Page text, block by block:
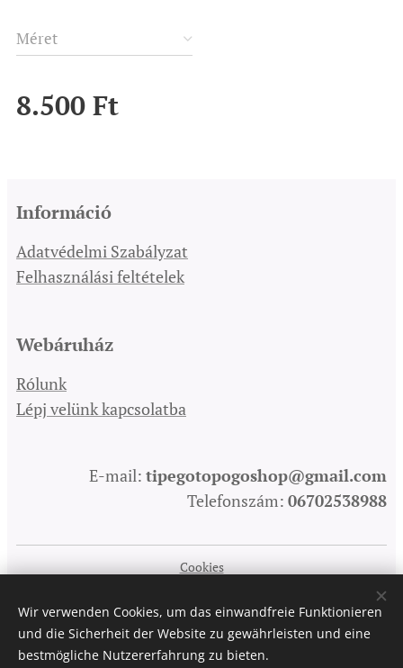
Méret
8.500 Ft
Információ
Adatvédelmi Szabályzat
Felhasználási feltételek
Webáruház
Rólunk
Lépj velünk kapcsolatba
E-mail: tipegotopogoshop@gmail.com
Telefonszám: 06702538988
Cookies
Sprachen
Magyar
English Deutsch
Wir verwenden Cookies, um das einwandfreie Funktionieren
und die Sicherheit der Website zu gewährleisten und eine
bestmögliche Nutzererfahrung zu bieten.